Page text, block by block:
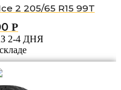
2 205/65 R15 99T
Р
2-4 ДНЯ